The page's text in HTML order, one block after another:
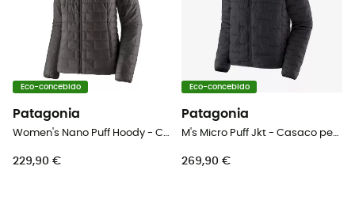
Eco-concebido
Patagonia
Women's Nano Puff Hoody - Casaco penas mulher
229,90 €
Eco-concebido
Patagonia
M's Micro Puff Jkt - Casaco penas homem
269,90 €